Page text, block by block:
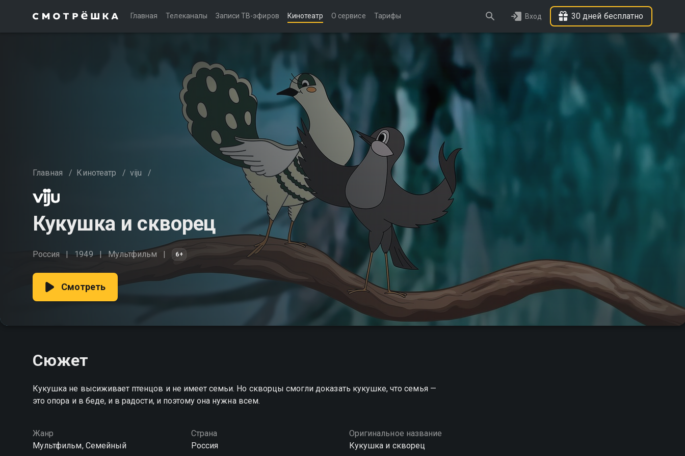
Главная Телеканалы Записи ТВ-эфиров Кинотеатр О сервисе Тарифы Вход 30 дней бесплатно
Главная / Кинотеатр / viju /
Кукушка и скворец
Россия 1949 Мультфильм 6+
Смотреть
Сюжет
Кукушка не высиживает птенцов и не имеет семьи. Но скворцы смогли доказать кукушке, что семья —
это опора и в беде, и в радости, и поэтому она нужна всем.
Жанр
Мультфильм, Семейный
Страна
Россия
Оригинальное название
Кукушка и скворец